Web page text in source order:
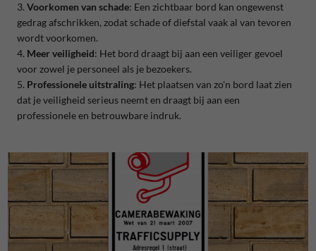
3. Voorkomen van schade: Een zichtbaar bord kan ongewenst
gedrag afschrikken, zodat schade of diefstal vaak al van tevoren
wordt voorkomen.
4. Meer veiligheid: Het bord draagt bij aan een veiliger gevoel
voor zowel je personeel als je bezoekers.
5. Professionele uitstraling: Het plaatsen van zo'n bord laat zien
dat je veiligheid serieus neemt en draagt bij aan een
professionele en betrouwbare indruk.